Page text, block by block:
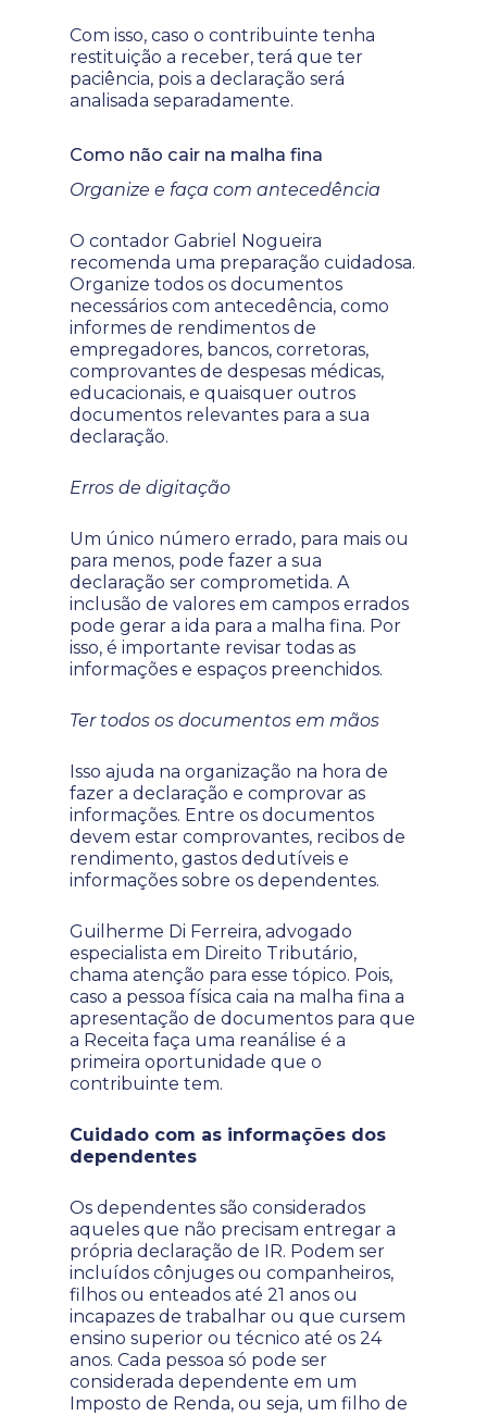
Com isso, caso o contribuinte tenha
restituição a receber, terá que ter
paciência, pois a declaração será
analisada separadamente.
Como não cair na malha fina
Organize e faça com antecedência
O contador Gabriel Nogueira
recomenda uma preparação cuidadosa.
Organize todos os documentos
necessários com antecedência, como
informes de rendimentos de
empregadores, bancos, corretoras,
comprovantes de despesas médicas,
educacionais, e quaisquer outros
documentos relevantes para a sua
declaração.
Erros de digitação
Um único número errado, para mais ou
para menos, pode fazer a sua
declaração ser comprometida. A
inclusão de valores em campos errados
pode gerar a ida para a malha fina. Por
isso, é importante revisar todas as
informações e espaços preenchidos.
Ter todos os documentos em mãos
Isso ajuda na organização na hora de
fazer a declaração e comprovar as
informações. Entre os documentos
devem estar comprovantes, recibos de
rendimento, gastos dedutíveis e
informações sobre os dependentes.
Guilherme Di Ferreira, advogado
especialista em Direito Tributário,
chama atenção para esse tópico. Pois,
caso a pessoa física caia na malha fina a
apresentação de documentos para que
a Receita faça uma reanálise é a
primeira oportunidade que o
contribuinte tem.
Cuidado com as informações dos
dependentes
Os dependentes são considerados
aqueles que não precisam entregar a
própria declaração de IR. Podem ser
incluídos cônjuges ou companheiros,
filhos ou enteados até 21 anos ou
incapazes de trabalhar ou que cursem
ensino superior ou técnico até os 24
anos. Cada pessoa só pode ser
considerada dependente em um
Imposto de Renda, ou seja, um filho de